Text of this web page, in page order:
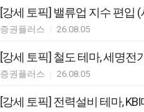
[강세 토픽] 밸류업 지수 편입
증권플러스 26.08.05
[강세 토픽] 철도 테마, 세명전
증권플러스 26.08.05
[강세 토픽] 전력설비 테마,